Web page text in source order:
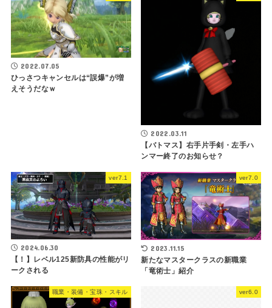
2022.07.05
ひっさつキャンセルは“誤爆”が増
えそうだなｗ
2022.03.11
【バトマス】右手片手剣・左手ハ
ンマー終了のお知らせ？
ver7.1
2024.06.30
【！】レベル125新防具の性能がリ
ークされる
ver7.0
2023.11.15
新たなマスタークラスの新職業
「竜術士」紹介
職業・装備・宝珠・スキル ver6.0